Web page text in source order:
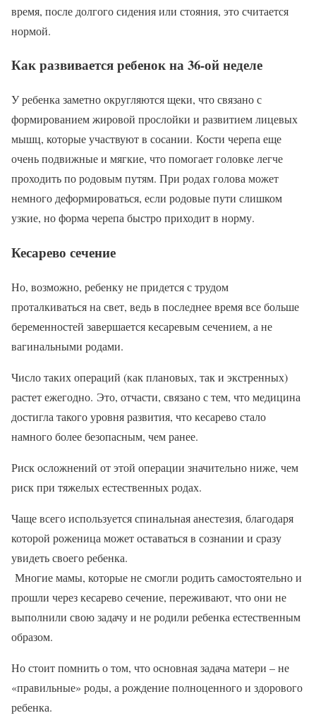
время, после долгого сидения или стояния, это считается
нормой.
Как развивается ребенок на 36-ой неделе
У ребенка заметно округляются щеки, что связано с
формированием жировой прослойки и развитием лицевых
мышц, которые участвуют в сосании. Кости черепа еще
очень подвижные и мягкие, что помогает головке легче
проходить по родовым путям. При родах голова может
немного деформироваться, если родовые пути слишком
узкие, но форма черепа быстро приходит в норму.
Кесарево сечение
Но, возможно, ребенку не придется с трудом
проталкиваться на свет, ведь в последнее время все больше
беременностей завершается кесаревым сечением, а не
вагинальными родами.
Число таких операций (как плановых, так и экстренных)
растет ежегодно. Это, отчасти, связано с тем, что медицина
достигла такого уровня развития, что кесарево стало
намного более безопасным, чем ранее.
Риск осложнений от этой операции значительно ниже, чем
риск при тяжелых естественных родах.
Чаще всего используется спинальная анестезия, благодаря
которой роженица может оставаться в сознании и сразу
увидеть своего ребенка.
Многие мамы, которые не смогли родить самостоятельно и
прошли через кесарево сечение, переживают, что они не
выполнили свою задачу и не родили ребенка естественным
образом.
Но стоит помнить о том, что основная задача матери – не
«правильные» роды, а рождение полноценного и здорового
ребенка.